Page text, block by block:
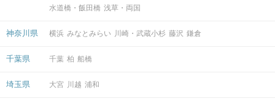
水道橋・飯田橋 浅草・両国
神奈川県 横浜 みなとみらい 川崎・武蔵小杉 藤沢 鎌倉
千葉県 千葉 柏 船橋
埼玉県 大宮 川越 浦和